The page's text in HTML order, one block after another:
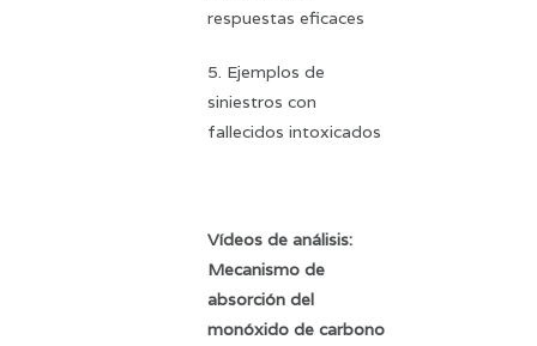
respuestas eficaces
5. Ejemplos de
siniestros con
fallecidos intoxicados
Vídeos de análisis:
Mecanismo de
absorción del
monóxido de carbono